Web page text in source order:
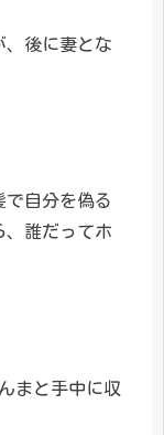
、後に妻とな
で自分を偽る
、誰だってホ
まと手中に収